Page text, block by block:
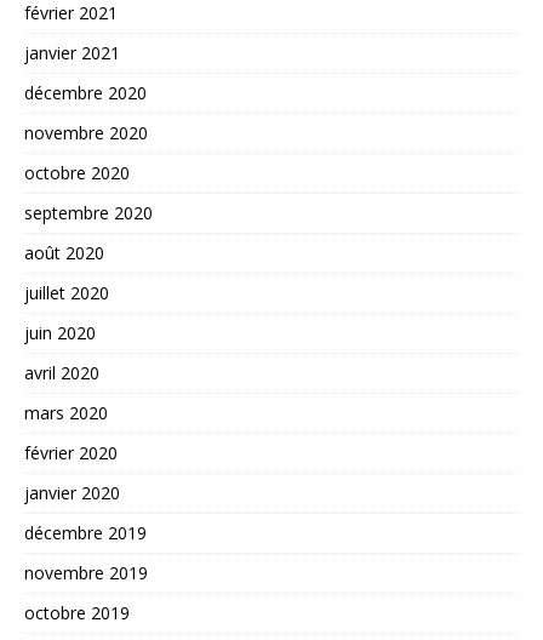
février 2021
janvier 2021
décembre 2020
novembre 2020
octobre 2020
septembre 2020
août 2020
juillet 2020
juin 2020
avril 2020
mars 2020
février 2020
janvier 2020
décembre 2019
novembre 2019
octobre 2019